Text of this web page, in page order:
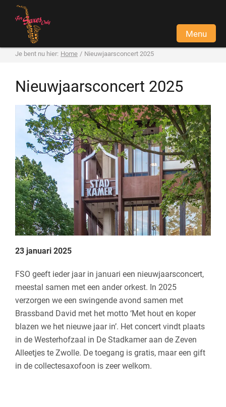
Home
Contact
Word lid
Bel nu
E-mail
Menu
Je bent nu hier: Home / Nieuwjaarsconcert 2025
Nieuwjaarsconcert 2025
23 januari 2025
FSO geeft ieder jaar in januari een nieuwjaarsconcert,
meestal samen met een ander orkest. In 2025
verzorgen we een swingende avond samen met
Brassband David met het motto ‘Met hout en koper
blazen we het nieuwe jaar in’. Het concert vindt plaats
in de Westerhofzaal in De Stadkamer aan de Zeven
Alleetjes te Zwolle. De toegang is gratis, maar een gift
in de collectesaxofoon is zeer welkom.